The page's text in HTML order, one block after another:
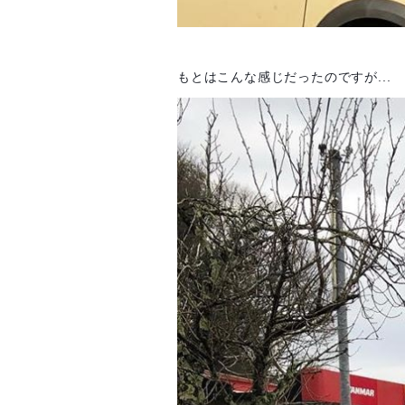
もとはこんな感じだったのですが...